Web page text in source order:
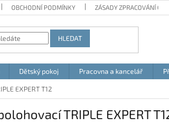
OBCHODNÍ PODMÍNKY ZÁSADY ZPRACOVÁNÍ
HLEDAT
Dětský pokoj Pracovna a kancelář
EXPERT T12
TRIPLE EXPERT